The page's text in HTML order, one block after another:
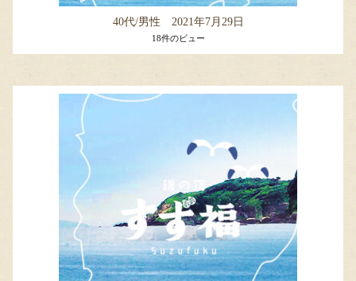
40代/男性 2021年7月29日
18件のビュー